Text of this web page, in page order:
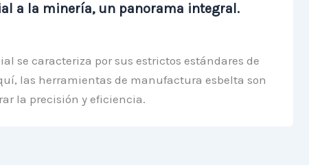
a la minería, un panorama integral.
se caracteriza por sus estrictos estándares de
las herramientas de manufactura esbelta son
la precisión y eficiencia.